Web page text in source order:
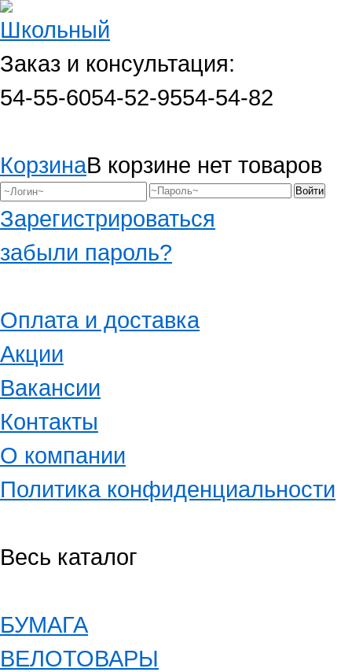
Заказ и консультация:
54-55-6054-52-9554-54-82
КорзинаВ корзине нет товаров
Зарегистрироваться
забыли пароль?
Оплата и доставка
Акции
Вакансии
Контакты
О компании
Политика конфиденциальности
Весь каталог
БУМАГА
ВЕЛОТОВАРЫ